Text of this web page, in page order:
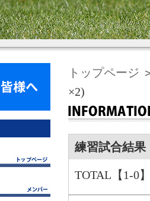
トップページ
×2)
練習試合結
TOTAL【1-0